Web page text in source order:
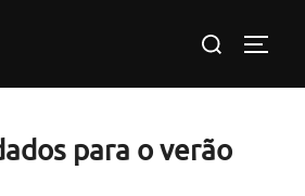
Pesquisar
para o verão